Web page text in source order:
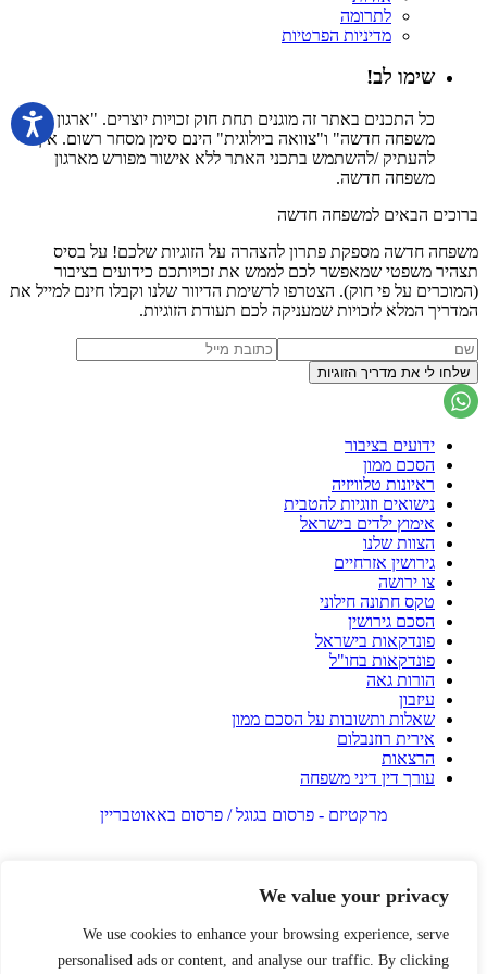
We value your privacy
We use cookies to enhance your browsing experience, serve
personalised ads or content, and analyse our traffic. By clicking
לתרומה
מדיניות הפרטיות
שימו לב!
כל התכנים באתר זה מוגנים תחת חוק זכויות יוצרים. "ארגון
משפחה חדשה" ו"צוואה ביולוגית" הינם סימן מסחר רשום. אין
להעתיק /להשתמש בתכני האתר ללא אישור מפורש מארגון
משפחה חדשה.
ברוכים הבאים למשפחה חדשה
משפחה חדשה מספקת פתרון להצהרה על הזוגיות שלכם! על בסיס
תצהיר משפטי שמאפשר לכם לממש את זכויותכם כידועים בציבור
(המוכרים על פי חוק). הצטרפו לרשימת הדיוור שלנו וקבלו חינם למייל את
המדריך המלא לזכויות שמעניקה לכם תעודת הזוגיות.
ידועים בציבור
הסכם ממון
ראיונות טלוויזיה
נישואים וזוגיות להטבית
אימוץ ילדים בישראל
הצוות שלנו
גירושין אזרחיים
צו ירושה
טקס חתונה חילוני
הסכם גירושין
פונדקאות בישראל
פונדקאות בחו"ל
הורות גאה
עיזבון
שאלות ותשובות על הסכם ממון
אירית רוזנבלום
הרצאות
עורך דין דיני משפחה
מרקטיזם - פרסום בגוגל / פרסום באאוטבריין